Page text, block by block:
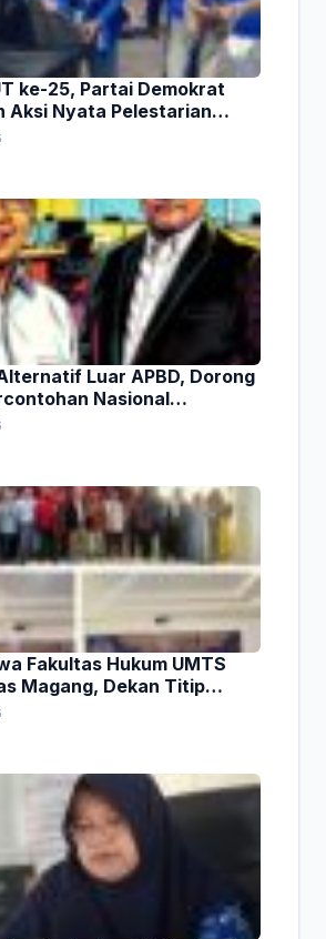
ke-25, Partai Demokrat
Aksi Nyata Pelestarian
Luar APBD, Dorong
Nasional
Fakultas Hukum UMTS
Magang, Dekan Titip
Penting